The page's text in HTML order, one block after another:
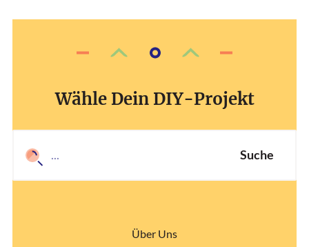
Wähle Dein DIY-Projekt
Suche
Über Uns